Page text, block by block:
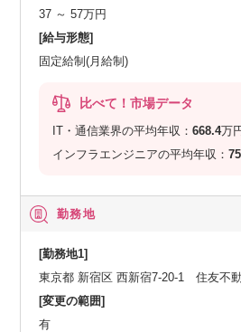
37 ～ 57万円
[給与形態]
固定給制(月給制)
比べて！市場データ
IT・通信業界の平均年収：668.4万
インフラエンジニアの平均年収：
勤務地
[勤務地1]
東京都 新宿区 西新宿7-20-1 住友不
[変更の範囲]
有